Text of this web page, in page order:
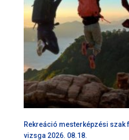
Rekreáció mesterképzési szak
vizsga 2026. 08.18.